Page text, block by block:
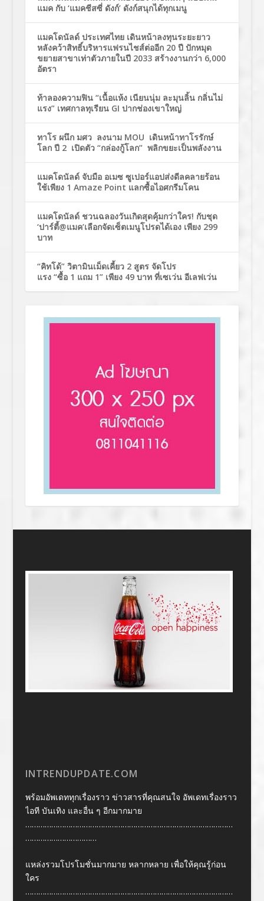
แมค กับ ‘แมคชีสซี่ ดังก์’ ดังก์สนุกได้ทุกเมนู
แมคโดนัลด์ ประเทศไทย เดินหน้าลงทุนระยะยาว
หลังคว้าสิทธิ์บริหารแฟรนไชส์ต่ออีก 20 ปี ปักหมุด
ขยายสาขาเท่าตัวภายในปี 2033 สร้างงานกว่า 6,000
อัตรา
ท้าลองความฟิน “เนื้อแห้ง เนียนนุ่ม ละมุนลิ้น กลิ่นไม่
แรง” เทศกาลทุเรียน GI ปากช่องเขาใหญ่
ทาโร ผนึก มศว ลงนาม MOU เดินหน้าทาโรรักษ์
โลก ปี 2 เปิดตัว “กล่องกู้โลก” พลิกขยะเป็นพลังงาน
แมคโดนัลด์ จับมือ อเมซ ซูเปอร์แอปส่งดีลคลายร้อน
ใช้เพียง 1 Amaze Point แลกซื้อไอศกรีมโคน
แมคโดนัลด์ ชวนฉลองวันเกิดสุดคุ้มกว่าใคร! กับชุด
‘ปาร์ตี้@แมค’เลือกจัดเซ็ตเมนูโปรดได้เอง เพียง 299
บาท
“คิทโด้” วิตามินเม็ดเคี้ยว 2 สูตร จัดโปร
แรง “ซื้อ 1 แถม 1” เพียง 49 บาท ที่เซเว่น อีเลฟเว่น
INTRENDUPDATE.COM
พร้อมอัพเดททุกเรื่องราว ข่าวสารที่คุณสนใจ อัพเดทเรื่องราว
ไอที บันเทิง และอื่น ๆ อีกมากมาย
……………………………………………………………………………………
……………………………
แหล่งรวมโปรโมชั่นมากมาย หลากหลาย เพื่อให้คุณรู้ก่อน
ใคร
……………………………………………………………………………………